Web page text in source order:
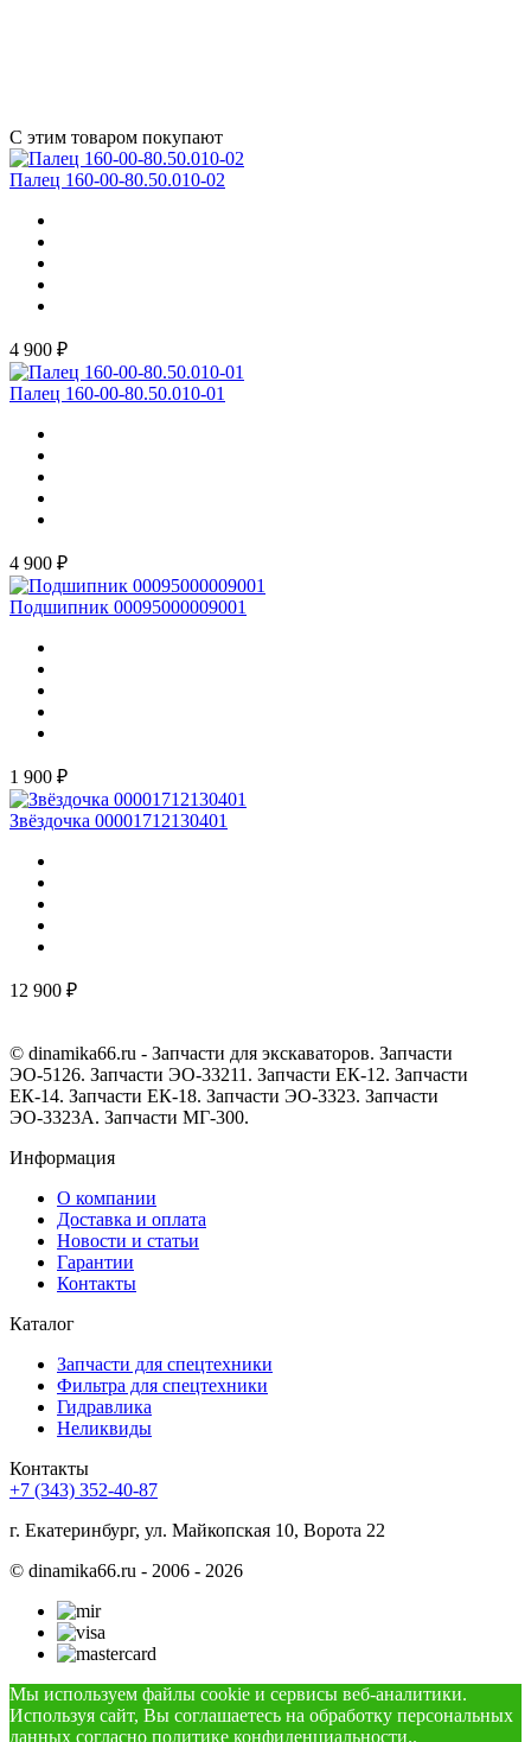
С этим товаром покупают
Палец 160-00-80.50.010-02
4 900 ₽
Палец 160-00-80.50.010-01
4 900 ₽
Подшипник 00095000009001
1 900 ₽
Звёздочка 00001712130401
12 900 ₽
© dinamika66.ru - Запчасти для экскаваторов. Запчасти
ЭО-5126. Запчасти ЭО-33211. Запчасти ЕК-12. Запчасти
ЕК-14. Запчасти ЕК-18. Запчасти ЭО-3323. Запчасти
ЭО-3323А. Запчасти МГ-300.
Информация
О компании
Доставка и оплата
Новости и статьи
Гарантии
Контакты
Каталог
Запчасти для спецтехники
Фильтра для спецтехники
Гидравлика
Неликвиды
Контакты
+7 (343) 352-40-87
г. Екатеринбург, ул. Майкопская 10, Ворота 22
© dinamika66.ru - 2006 - 2026
Мы используем файлы cookie и сервисы веб-аналитики.
Используя сайт, Вы соглашаетесь на обработку персональных
данных согласно политике конфиденциальности..